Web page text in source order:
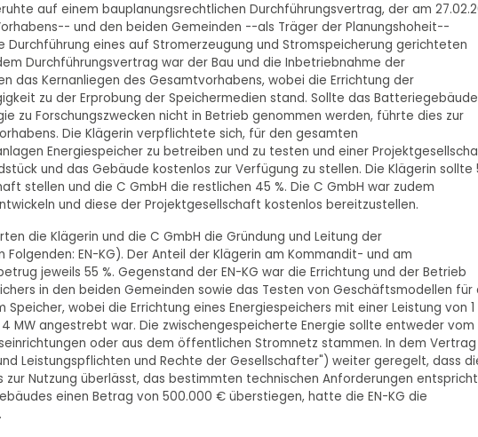
auf einem bauplanungsrechtlichen Durchführungsvertrag, der am
und den beiden Gemeinden --als Träger der Planungshoheit--
eines auf Stromerzeugung und Stromspeicherung gerichteten
Durchführungsvertrag war der Bau und die Inbetriebnahme der
das Kernanliegen des Gesamtvorhabens, wobei die Errichtung der
zu der Erprobung der Speichermedien stand. Sollte das Batteriegebäude
zu Forschungszwecken nicht in Betrieb genommen werden, führte dies zur
Die Klägerin verpflichtete sich, für den gesamten
Energiespeicher zu betreiben und zu testen und einer
und das Gebäude kostenlos zur Verfügung zu stellen. Die Klägerin sollte
stellen und die C GmbH die restlichen 45 %. Die C GmbH war zudem
und diese der Projektgesellschaft kostenlos bereitzustellen.
die Klägerin und die C GmbH die Gründung und Leitung der
EN-KG). Der Anteil der Klägerin am Kommandit- und am
jeweils 55 %. Gegenstand der EN-KG war die Errichtung und der Betrieb
in den beiden Gemeinden sowie das Testen von Geschäftsmodellen für
wobei die Errichtung eines Energiespeichers mit einer Leistung von 1
MW angestrebt war. Die zwischengespeicherte Energie sollte entweder vom
oder aus dem öffentlichen Stromnetz stammen. In dem Vertrag
und Leistungspflichten und Rechte der Gesellschafter") weiter geregelt, dass
zur Nutzung überlässt, das bestimmten technischen Anforderungen
einen Betrag von 500.000 € überstiegen, hatte die EN-KG die